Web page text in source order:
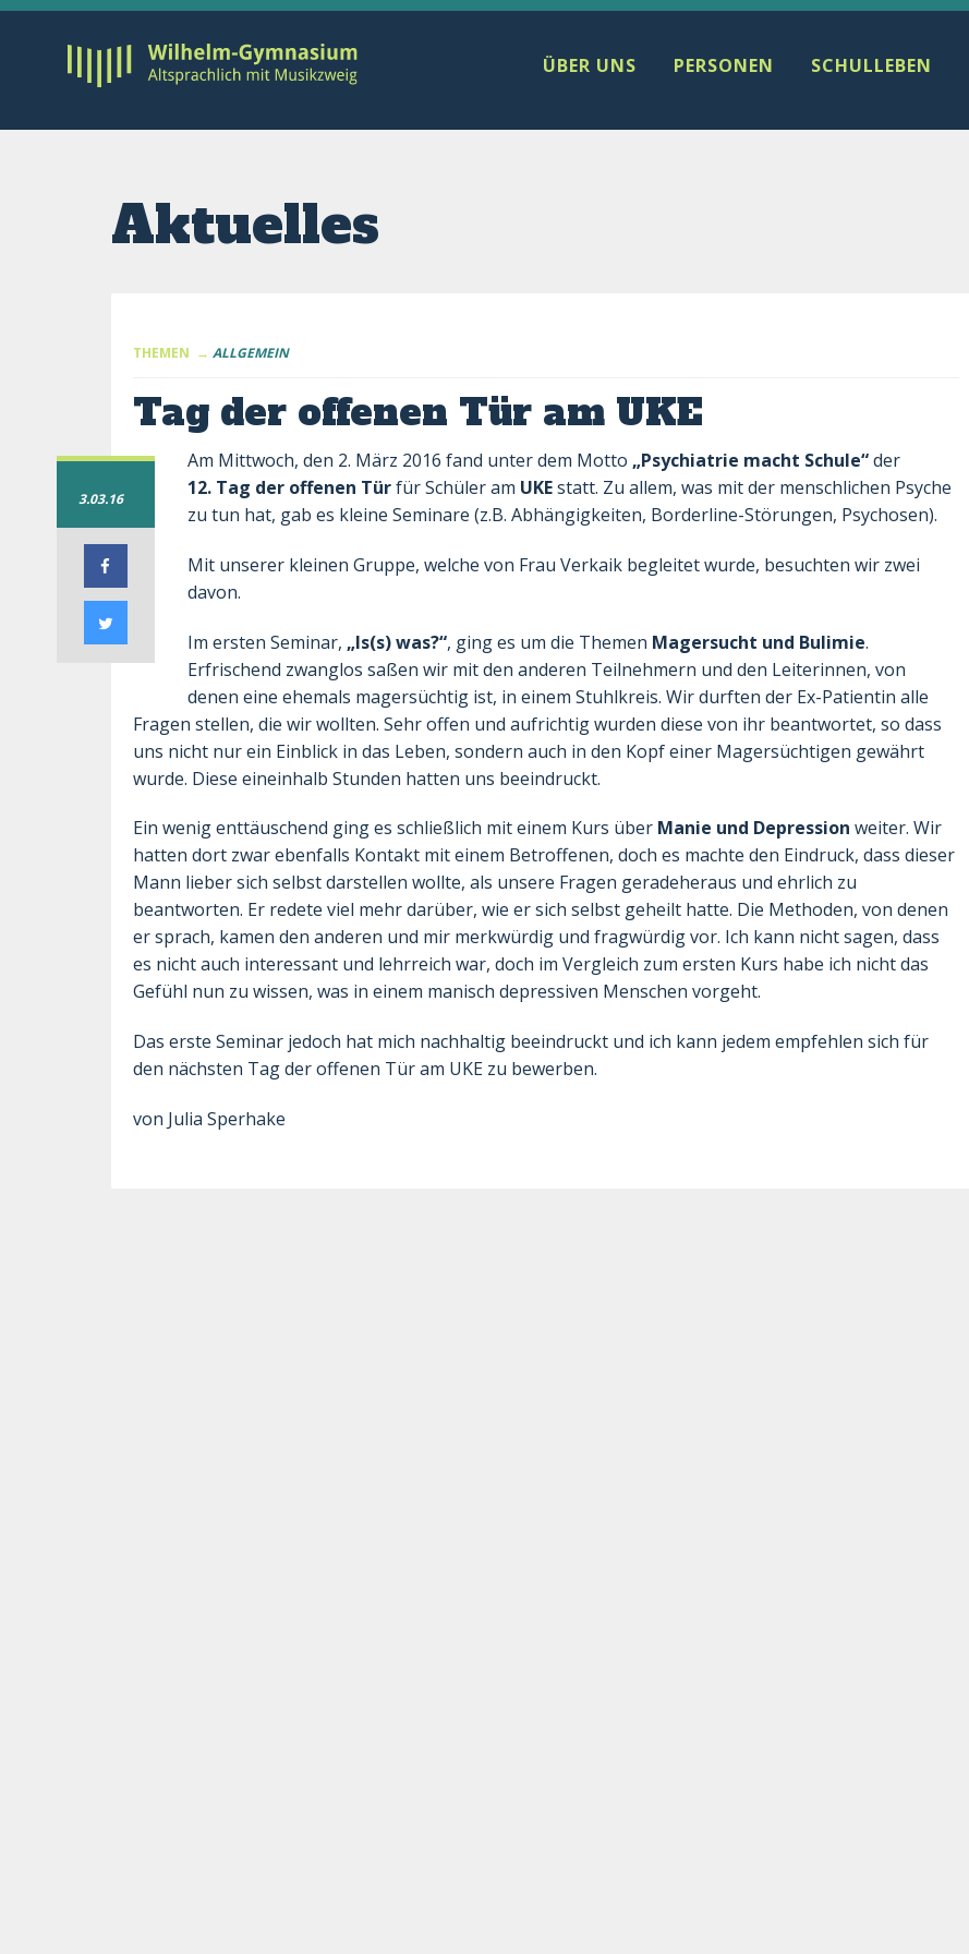
ÜBER UNS PERSONEN SCHULLEBEN
Aktuelles
THEMEN → ALLGEMEIN
Tag der offenen Tür am UKE
3.03.16
Am Mittwoch, den 2. März 2016 fand unter dem Motto „Psychiatrie macht Schule“der
12. Tag der offenen Türfür Schüler am UKEstatt. Zu allem, was mit der menschlichen Psyche
zu tun hat, gab es kleine Seminare (z.B. Abhängigkeiten, Borderline-Störungen, Psychosen).
Mit unserer kleinen Gruppe, welche von Frau Verkaik begleitet wurde, besuchten wir zwei
davon.
Im ersten Seminar, „Is(s) was?“, ging es um die Themen Magersucht und Bulimie.
Erfrischend zwanglos saßen wir mit den anderen Teilnehmern und den Leiterinnen, von
denen eine ehemals magersüchtig ist, in einem Stuhlkreis. Wir durften der Ex-Patientin alle
Fragen stellen, die wir wollten. Sehr offen und aufrichtig wurden diese von ihr beantwortet, so dass
uns nicht nur ein Einblick in das Leben, sondern auch in den Kopf einer Magersüchtigen gewährt
wurde. Diese eineinhalb Stunden hatten uns beeindruckt.
Ein wenig enttäuschend ging es schließlich mit einem Kurs über Manie und Depression weiter. Wir
hatten dort zwar ebenfalls Kontakt mit einem Betroffenen, doch es machte den Eindruck, dass dieser
Mann lieber sich selbst darstellen wollte, als unsere Fragen geradeheraus und ehrlich zu
beantworten. Er redete viel mehr darüber, wie er sich selbst geheilt hatte. Die Methoden, von denen
er sprach, kamen den anderen und mir merkwürdig und fragwürdig vor. Ich kann nicht sagen, dass
es nicht auch interessant und lehrreich war, doch im Vergleich zum ersten Kurs habe ich nicht das
Gefühl nun zu wissen, was in einem manisch depressiven Menschen vorgeht.
Das erste Seminar jedoch hat mich nachhaltig beeindruckt und ich kann jedem empfehlen sich für
den nächsten Tag der offenen Tür am UKE zu bewerben.
von Julia Sperhake